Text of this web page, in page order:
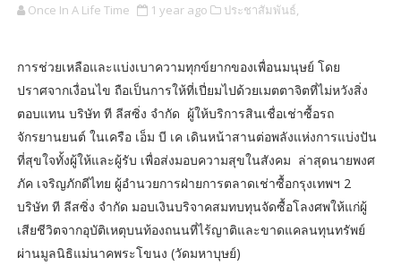
Once In A Life Time 1 year ago ประชาสัมพันธ์,
การช่วยเหลือและแบ่งเบาความทุกข์ยากของเพื่อนมนุษย์ โดย
ปราศจากเงื่อนไข ถือเป็นการให้ที่เปี่ยมไปด้วยเมตตาจิตที่ไม่หวังสิ่ง
ตอบแทน บริษัท ที ลีสซิ่ง จำกัด ผู้ให้บริการสินเชื่อเช่าซื้อรถ
จักรยานยนต์ ในเครือ เอ็ม บี เค เดินหน้าสานต่อพลังแห่งการแบ่งปัน
ที่สุขใจทั้งผู้ให้และผู้รับ เพื่อส่งมอบความสุขในสังคม ล่าสุดนายพงศ
ภัค เจริญภักดีไทย ผู้อำนวยการฝ่ายการตลาดเช่าซื้อกรุงเทพฯ 2
บริษัท ที ลีสซิ่ง จำกัด มอบเงินบริจาคสมทบทุนจัดซื้อโลงศพให้แก่ผู้
เสียชีวิตจากอุบัติเหตุบนท้องถนนที่ไร้ญาติและขาดแคลนทุนทรัพย์
ผ่านมูลนิธิแม่นาคพระโขนง (วัดมหาบุษย์)